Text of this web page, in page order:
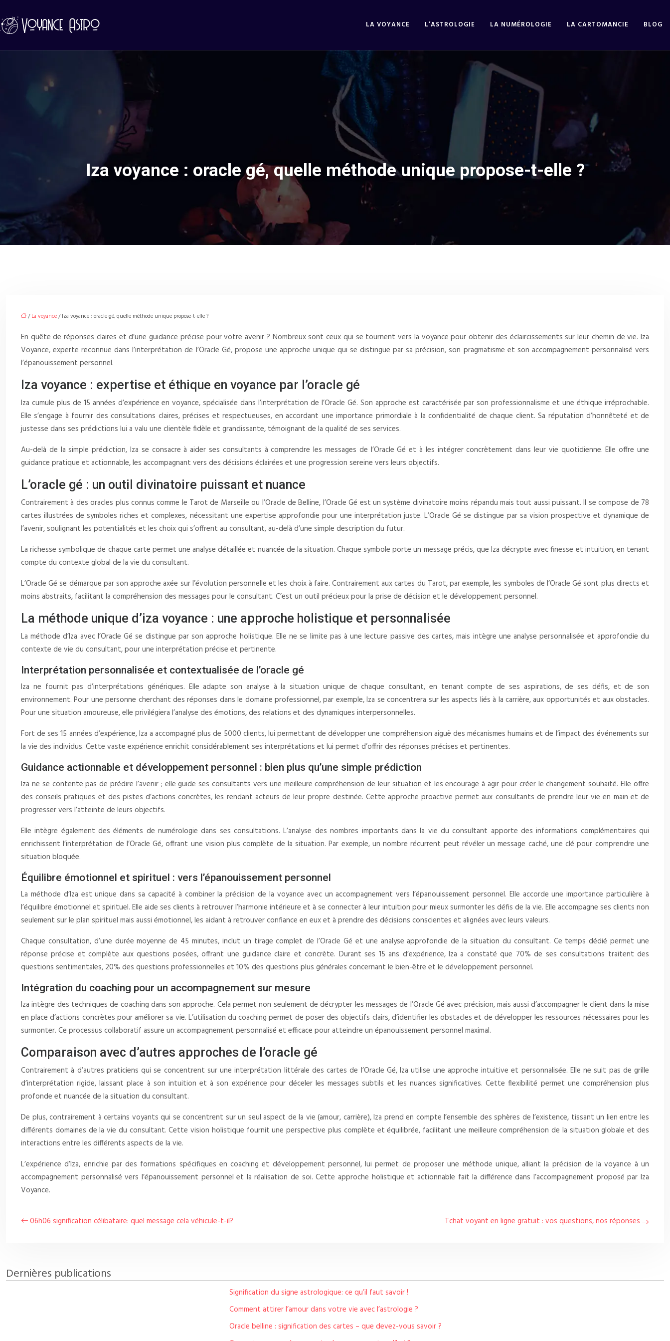
LA VOYANCE L’ASTROLOGIE LA NUMÉROLOGIE LA CARTOMANCIE BLOG
Iza voyance : oracle gé, quelle méthode unique propose-t-elle ?
/La voyance/ Iza voyance : oracle gé, quelle méthode unique propose-t-elle ?
En quête de réponses claires et d’une guidance précise pour votre avenir ? Nombreux sont ceux qui se tournent vers la voyance pour obtenir des éclaircissements sur leur chemin de vie. Iza
Voyance, experte reconnue dans l’interprétation de l’Oracle Gé, propose une approche unique qui se distingue par sa précision, son pragmatisme et son accompagnement personnalisé vers
l’épanouissement personnel.
Iza voyance : expertise et éthique en voyance par l’oracle gé
Iza cumule plus de 15 années d’expérience en voyance, spécialisée dans l’interprétation de l’Oracle Gé. Son approche est caractérisée par son professionnalisme et une éthique irréprochable.
Elle s’engage à fournir des consultations claires, précises et respectueuses, en accordant une importance primordiale à la confidentialité de chaque client. Sa réputation d’honnêteté et de
justesse dans ses prédictions lui a valu une clientèle fidèle et grandissante, témoignant de la qualité de ses services.
Au-delà de la simple prédiction, Iza se consacre à aider ses consultants à comprendre les messages de l’Oracle Gé et à les intégrer concrètement dans leur vie quotidienne. Elle offre une
guidance pratique et actionnable, les accompagnant vers des décisions éclairées et une progression sereine vers leurs objectifs.
L’oracle gé : un outil divinatoire puissant et nuance
Contrairement à des oracles plus connus comme le Tarot de Marseille ou l’Oracle de Belline, l’Oracle Gé est un système divinatoire moins répandu mais tout aussi puissant. Il se compose de 78
cartes illustrées de symboles riches et complexes, nécessitant une expertise approfondie pour une interprétation juste. L’Oracle Gé se distingue par sa vision prospective et dynamique de
l’avenir, soulignant les potentialités et les choix qui s’offrent au consultant, au-delà d’une simple description du futur.
La richesse symbolique de chaque carte permet une analyse détaillée et nuancée de la situation. Chaque symbole porte un message précis, que Iza décrypte avec finesse et intuition, en tenant
compte du contexte global de la vie du consultant.
L’Oracle Gé se démarque par son approche axée sur l’évolution personnelle et les choix à faire. Contrairement aux cartes du Tarot, par exemple, les symboles de l’Oracle Gé sont plus directs et
moins abstraits, facilitant la compréhension des messages pour le consultant. C’est un outil précieux pour la prise de décision et le développement personnel.
La méthode unique d’iza voyance : une approche holistique et personnalisée
La méthode d’Iza avec l’Oracle Gé se distingue par son approche holistique. Elle ne se limite pas à une lecture passive des cartes, mais intègre une analyse personnalisée et approfondie du
contexte de vie du consultant, pour une interprétation précise et pertinente.
Interprétation personnalisée et contextualisée de l’oracle gé
Iza ne fournit pas d’interprétations génériques. Elle adapte son analyse à la situation unique de chaque consultant, en tenant compte de ses aspirations, de ses défis, et de son
environnement. Pour une personne cherchant des réponses dans le domaine professionnel, par exemple, Iza se concentrera sur les aspects liés à la carrière, aux opportunités et aux obstacles.
Pour une situation amoureuse, elle privilégiera l’analyse des émotions, des relations et des dynamiques interpersonnelles.
Fort de ses 15 années d’expérience, Iza a accompagné plus de 5000 clients, lui permettant de développer une compréhension aiguë des mécanismes humains et de l’impact des événements sur
la vie des individus. Cette vaste expérience enrichit considérablement ses interprétations et lui permet d’offrir des réponses précises et pertinentes.
Guidance actionnable et développement personnel : bien plus qu’une simple prédiction
Iza ne se contente pas de prédire l’avenir ; elle guide ses consultants vers une meilleure compréhension de leur situation et les encourage à agir pour créer le changement souhaité. Elle offre
des conseils pratiques et des pistes d’actions concrètes, les rendant acteurs de leur propre destinée. Cette approche proactive permet aux consultants de prendre leur vie en main et de
progresser vers l’atteinte de leurs objectifs.
Elle intègre également des éléments de numérologie dans ses consultations. L’analyse des nombres importants dans la vie du consultant apporte des informations complémentaires qui
enrichissent l’interprétation de l’Oracle Gé, offrant une vision plus complète de la situation. Par exemple, un nombre récurrent peut révéler un message caché, une clé pour comprendre une
situation bloquée.
Équilibre émotionnel et spirituel : vers l’épanouissement personnel
La méthode d’Iza est unique dans sa capacité à combiner la précision de la voyance avec un accompagnement vers l’épanouissement personnel. Elle accorde une importance particulière à
l’équilibre émotionnel et spirituel. Elle aide ses clients à retrouver l’harmonie intérieure et à se connecter à leur intuition pour mieux surmonter les défis de la vie. Elle accompagne ses clients non
seulement sur le plan spirituel mais aussi émotionnel, les aidant à retrouver confiance en eux et à prendre des décisions conscientes et alignées avec leurs valeurs.
Chaque consultation, d’une durée moyenne de 45 minutes, inclut un tirage complet de l’Oracle Gé et une analyse approfondie de la situation du consultant. Ce temps dédié permet une
réponse précise et complète aux questions posées, offrant une guidance claire et concrète. Durant ses 15 ans d’expérience, Iza a constaté que 70% de ses consultations traitent des
questions sentimentales, 20% des questions professionnelles et 10% des questions plus générales concernant le bien-être et le développement personnel.
Intégration du coaching pour un accompagnement sur mesure
Iza intègre des techniques de coaching dans son approche. Cela permet non seulement de décrypter les messages de l’Oracle Gé avec précision, mais aussi d’accompagner le client dans la mise
en place d’actions concrètes pour améliorer sa vie. L’utilisation du coaching permet de poser des objectifs clairs, d’identifier les obstacles et de développer les ressources nécessaires pour les
surmonter. Ce processus collaboratif assure un accompagnement personnalisé et efficace pour atteindre un épanouissement personnel maximal.
Comparaison avec d’autres approches de l’oracle gé
Contrairement à d’autres praticiens qui se concentrent sur une interprétation littérale des cartes de l’Oracle Gé, Iza utilise une approche intuitive et personnalisée. Elle ne suit pas de grille
d’interprétation rigide, laissant place à son intuition et à son expérience pour déceler les messages subtils et les nuances significatives. Cette flexibilité permet une compréhension plus
profonde et nuancée de la situation du consultant.
De plus, contrairement à certains voyants qui se concentrent sur un seul aspect de la vie (amour, carrière), Iza prend en compte l’ensemble des sphères de l’existence, tissant un lien entre les
différents domaines de la vie du consultant. Cette vision holistique fournit une perspective plus complète et équilibrée, facilitant une meilleure compréhension de la situation globale et des
interactions entre les différents aspects de la vie.
L’expérience d’Iza, enrichie par des formations spécifiques en coaching et développement personnel, lui permet de proposer une méthode unique, alliant la précision de la voyance à un
accompagnement personnalisé vers l’épanouissement personnel et la réalisation de soi. Cette approche holistique et actionnable fait la différence dans l’accompagnement proposé par Iza
Voyance.
06h06 signification célibataire: quel message cela véhicule-t-il? Tchat voyant en ligne gratuit : vos questions, nos réponses
Dernières publications
Signification du signe astrologique: ce qu’il faut savoir !
Comment attirer l’amour dans votre vie avec l’astrologie ?
Oracle belline : signification des cartes – que devez-vous savoir ?